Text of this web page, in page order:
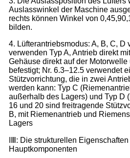
Auslasswinkel der Maschine
rechts können Winkel von
bilden.
4. Lüfterantriebsmodus: A, B, C, D
verwenden Typ A, Antrieb direkt
Gehäuse direkt auf der
befestigt; Nr. 6.3–12.5 verwendet
Stützvorrichtung, die in zwei
werden kann: Typ C
außerhalb des Lagers) und Typ D
16 und 20 sind freitragende
B, mit Riemenantrieb und
Lagers
IⅢ: Die strukturellen
Hauptkomponenten